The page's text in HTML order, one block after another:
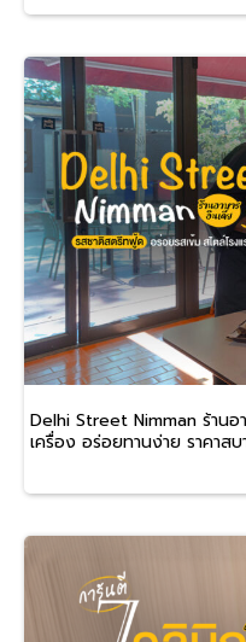
Delhi Street Nimman ร้านอ
เครื่อง อร่อยทานง่าย ราคาสบ